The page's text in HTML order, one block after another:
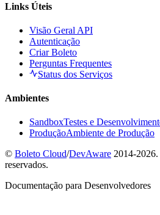
Links Úteis
Visão Geral API
Autenticação
Criar Boleto
Perguntas Frequentes
Status dos Serviços
Ambientes
SandboxTestes e
ProduçãoAmbiente de Produção
© Boleto Cloud/DevAware 2014-
reservados.
Documentação para Desenvolvedores